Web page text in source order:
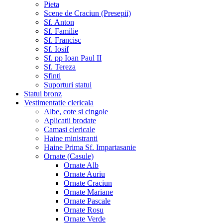
Pieta
Scene de Craciun (Presepii)
Sf. Anton
Sf. Familie
Sf. Francisc
Sf. Iosif
Sf. pp Ioan Paul II
Sf. Tereza
Sfinti
Suporturi statui
Statui bronz
Vestimentatie clericala
Albe, cote si cingole
Aplicatii brodate
Camasi clericale
Haine ministranti
Haine Prima Sf. Impartasanie
Ornate (Casule)
Ornate Alb
Ornate Auriu
Ornate Craciun
Ornate Mariane
Ornate Pascale
Ornate Rosu
Ornate Verde